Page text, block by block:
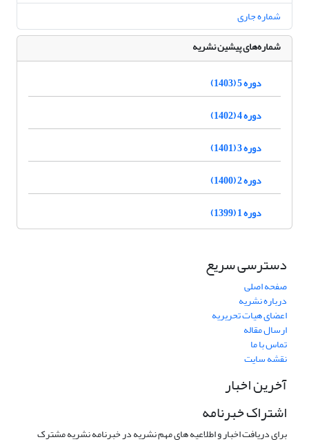
شماره جاری
شماره‌های پیشین نشریه
دوره 5 (1403)
دوره 4 (1402)
دوره 3 (1401)
دوره 2 (1400)
دوره 1 (1399)
دسترسی سریع
صفحه اصلی
درباره نشریه
اعضای هیات تحریریه
ارسال مقاله
تماس با ما
نقشه سایت
آخرین اخبار
اشتراک خبرنامه
برای دریافت اخبار و اطلاعیه های مهم نشریه در خبرنامه نشریه مشترک